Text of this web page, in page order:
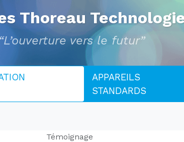
Thoreau
“L’ouverture vers le futur”
APPAREILS
STANDARDS
Témoignage